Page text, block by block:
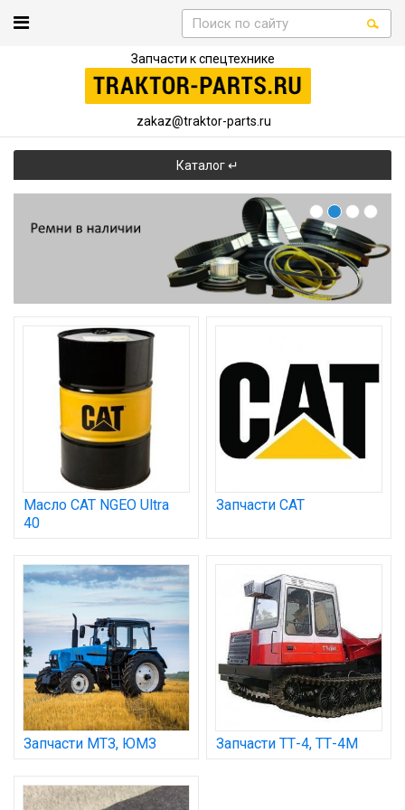
zakaz@traktor-parts.ru
Запчасти к спецтехнике
Каталог
Масло CAT NGEO Ultra
40
Запчасти CAT
Запчасти МТЗ, ЮМЗ Запчасти ТТ-4, ТТ-4М